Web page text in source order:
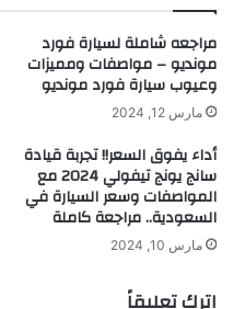
مراجعه شاملة لسيارة فورد
مونديو – مواصفات ومميزات
وعيوب سيارة فورد مونديو
مارس 12, 2024
أداء يفوق السعر!! تجربة قيادة
سانج يونج تيفولي 2024 مع
المواصفات وسعر السيارة في
السعودية.. مراجعة كاملة
مارس 10, 2024